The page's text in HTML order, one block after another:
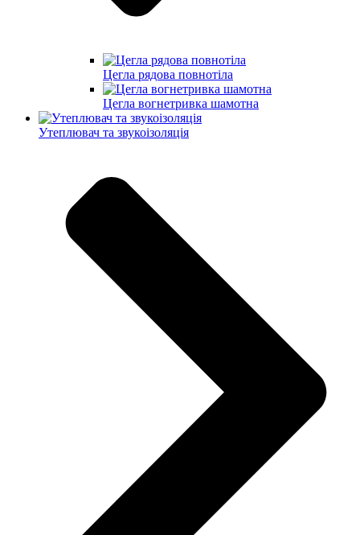
Цегла рядова повнотіла
Цегла вогнетривка шамотна
Утеплювач та звукоізоляція